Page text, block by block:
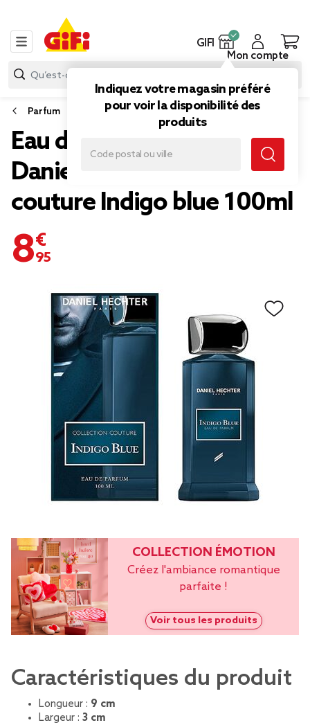
GIFI
Indiquez votre magasin préféré
pour voir la disponibilité des
produits
Mon compte
Parfum
Eau de parfum homme
Daniel Hechter Collection
couture Indigo blue 100ml
8,95 €
COLLECTION ÉMOTION
Créez l'ambiance romantique
parfaite !
Voir tous les produits
Caractéristiques du produit
Longueur : 9 cm
Largeur : 3 cm